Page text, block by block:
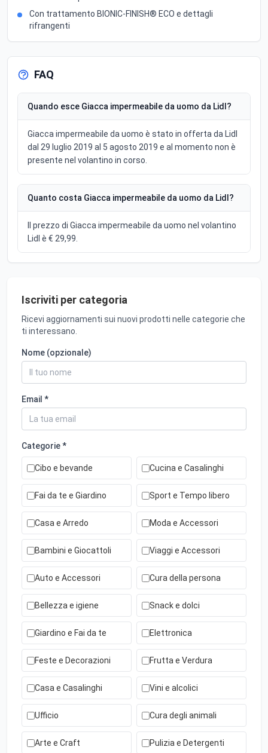
Con trattamento BIONIC-FINISH® ECO e dettagli
rifrangenti
FAQ
Quando esce Giacca impermeabile da uomo da Lidl?
Giacca impermeabile da uomo è stato in offerta da Lidl
dal 29 luglio 2019 al 5 agosto 2019 e al momento non è
presente nel volantino in corso.
Quanto costa Giacca impermeabile da uomo da Lidl?
Il prezzo di Giacca impermeabile da uomo nel volantino
Lidl è € 29,99.
Iscriviti per categoria
Ricevi aggiornamenti sui nuovi prodotti nelle categorie che
ti interessano.
Nome (opzionale)
Email *
Categorie *
Cibo e bevande Cucina e Casalinghi
Fai da te e Giardino Sport e Tempo libero
Casa e Arredo Moda e Accessori
Bambini e Giocattoli Viaggi e Accessori
Auto e Accessori Cura della persona
Bellezza e igiene Snack e dolci
Giardino e Fai da te Elettronica
Feste e Decorazioni Frutta e Verdura
Casa e Casalinghi Vini e alcolici
Ufficio Cura degli animali
Arte e Craft Pulizia e Detergenti